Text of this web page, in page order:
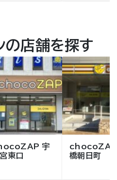
の店舗を探す
宇
東口
chocoZAP
橋朝日町